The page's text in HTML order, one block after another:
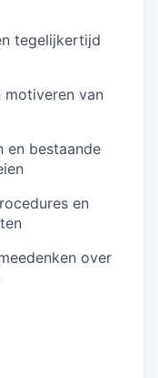
tegelijkertijd
motiveren van
en bestaande
en
over